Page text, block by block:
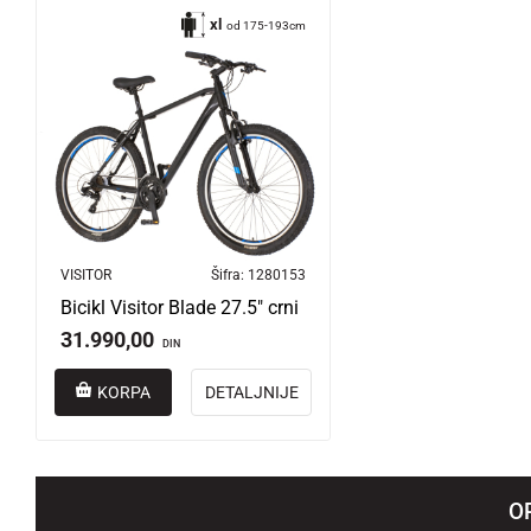
xl od 175-193cm
VISITOR Šifra: 1280153
Bicikl Visitor Blade 27.5" crni
31.990,00 DIN
KORPA DETALJNIJE